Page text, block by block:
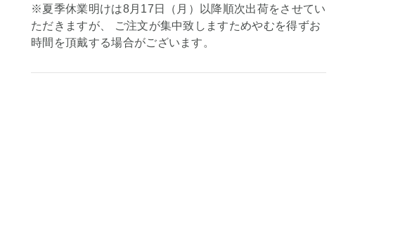
※夏季休業明けは8月17日（月）以降順次出荷をさせてい
ただきますが、 ご注文が集中致しますためやむを得ずお
時間を頂戴する場合がございます。